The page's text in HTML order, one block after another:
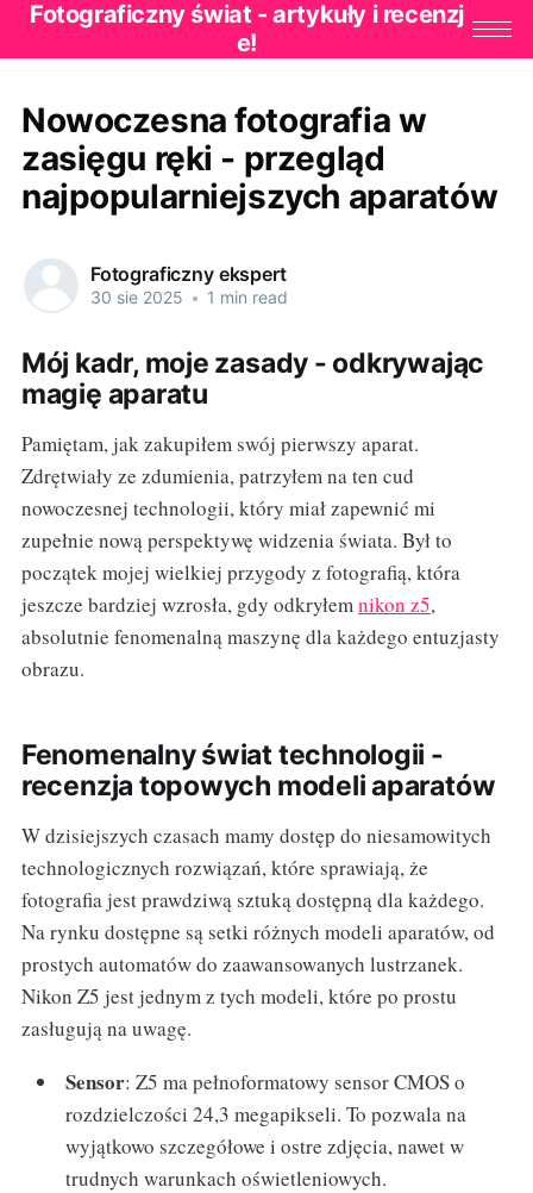
Fotograficzny świat - artykuły i recenzj
e!
Nowoczesna fotografia w
zasięgu ręki - przegląd
najpopularniejszych aparatów
Fotograficzny ekspert
30 sie 2025 • 1 min read
Mój kadr, moje zasady - odkrywając
magię aparatu
Pamiętam, jak zakupiłem swój pierwszy aparat.
Zdrętwiały ze zdumienia, patrzyłem na ten cud
nowoczesnej technologii, który miał zapewnić mi
zupełnie nową perspektywę widzenia świata. Był to
początek mojej wielkiej przygody z fotografią, która
jeszcze bardziej wzrosła, gdy odkryłemnikon z5,
absolutnie fenomenalną maszynę dla każdego entuzjasty
obrazu.
Fenomenalny świat technologii -
recenzja topowych modeli aparatów
W dzisiejszych czasach mamy dostęp do niesamowitych
technologicznych rozwiązań, które sprawiają, że
fotografia jest prawdziwą sztuką dostępną dla każdego.
Na rynku dostępne są setki różnych modeli aparatów, od
prostych automatów do zaawansowanych lustrzanek.
Nikon Z5 jest jednym z tych modeli, które po prostu
zasługują na uwagę.
Sensor: Z5 ma pełnoformatowy sensor CMOS o
rozdzielczości 24,3 megapikseli. To pozwala na
wyjątkowo szczegółowe i ostre zdjęcia, nawet w
trudnych warunkach oświetleniowych.